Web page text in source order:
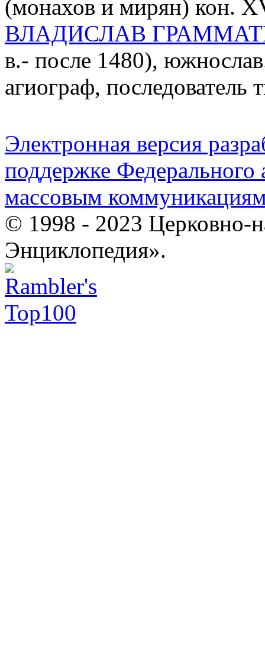
(монахов и мирян) кон.
ВЛАДИСЛАВ
в.- после 1480),
агиограф,
Электронная версия
поддержке Федерального
массовым
© 1998 - 2023 Церковно-
Энциклопедия».